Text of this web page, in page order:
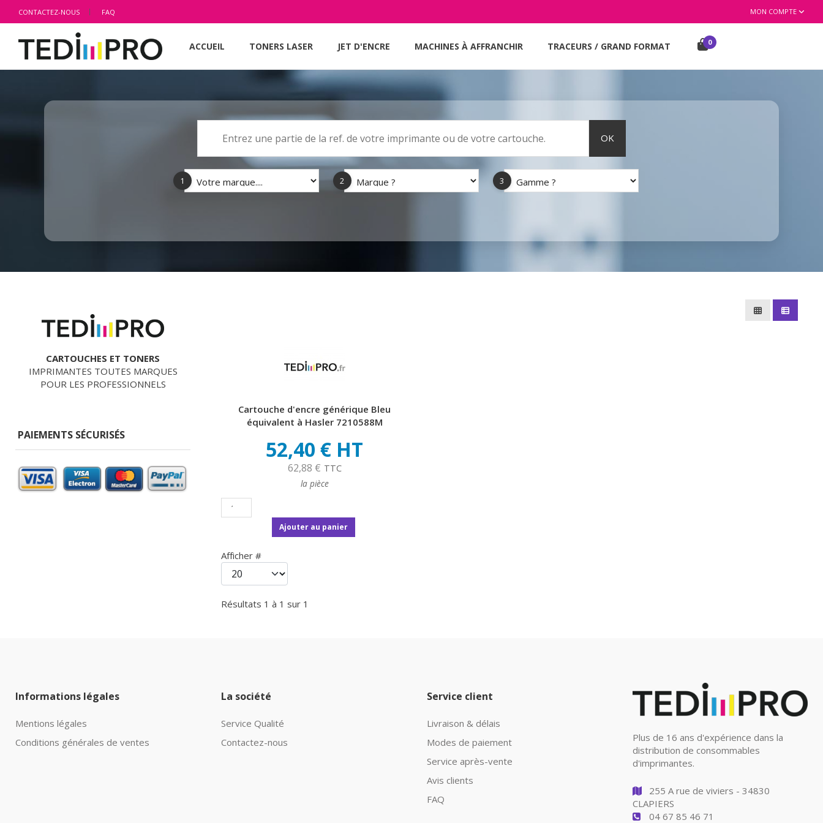
CONTACTEZ-NOUS FAQ MON COMPTE
ACCUEIL TONERS LASER JET D'ENCRE MACHINES À AFFRANCHIR TRACEURS / GRAND FORMAT 0
OK
1 2 3
CARTOUCHES ET TONERS
IMPRIMANTES TOUTES MARQUES
POUR LES PROFESSIONNELS
PAIEMENTS SÉCURISÉS
Cartouche d'encre générique Bleu
équivalent à Hasler 7210588M
52,40 € HT
62,88 € TTC
la pièce
Ajouter au panier
Afficher #
Résultats 1 à 1 sur 1
Informations légales
Mentions légales
Conditions générales de ventes
La société
Service Qualité
Contactez-nous
Service client
Livraison & délais
Modes de paiement
Service après-vente
Avis clients
FAQ
Plus de 16 ans d'expérience dans la
distribution de consommables
d'imprimantes.
255 A rue de viviers - 34830
CLAPIERS
04 67 85 46 71